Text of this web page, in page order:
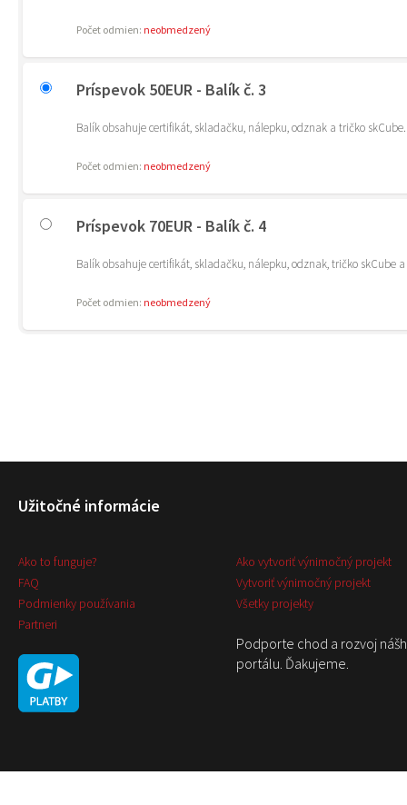
Počet odmien: neobmedzený
Príspevok 50EUR - Balík č. 3
Balík obsahuje certifikát, skladačku, nálepku, odznak a tričko skCube.
Počet odmien: neobmedzený
Príspevok 70EUR - Balík č. 4
Balík obsahuje certifikát, skladačku, nálepku, odznak, tričko skCube
Počet odmien: neobmedzený
Užitočné informácie
Ako to funguje?
FAQ
Podmienky používania
Partneri
Ako vytvoriť výnimočný projekt
Vytvoriť výnimočný projekt
Všetky projekty
Podporte chod a rozvoj
portálu. Ďakujeme.